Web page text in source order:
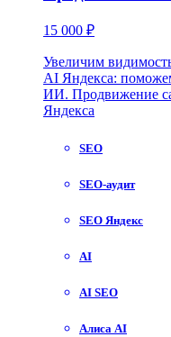
15 000 ₽
Увеличим
AI Яндекса:
ИИ. Продвижение
Яндекса
SEO
SEO-аудит
SEO Яндекс
AI
AI SEO
Алиса AI